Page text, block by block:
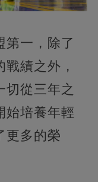
第一，除了
績之外，
切從三年之
始培養年輕
更多的榮